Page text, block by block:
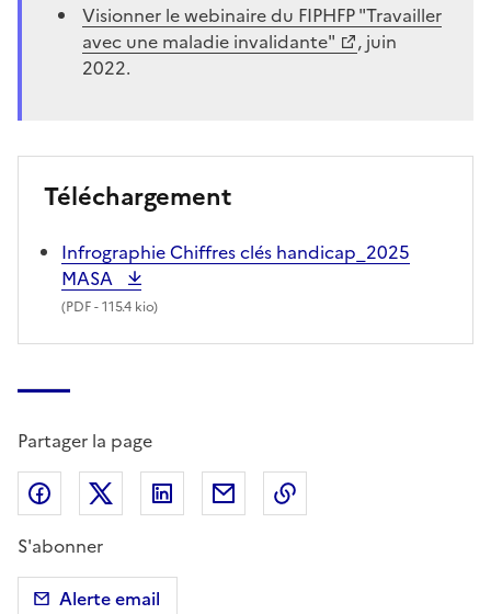
Visionner le webinaire du FIPHFP "Travailler
avec une maladie invalidante"
, juin
2022.
Téléchargement
Infrographie Chiffres clés handicap_2025
MASA
(PDF- 115.4 kio)
Partager la page
Partager sur Facebook
Partager sur X (anciennement Twitter)
Partager sur LinkedIn
Partager par email
S'abonner
Alerte email